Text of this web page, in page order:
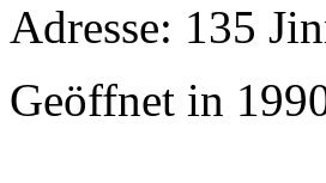
Adresse: 135
Geöffnet in